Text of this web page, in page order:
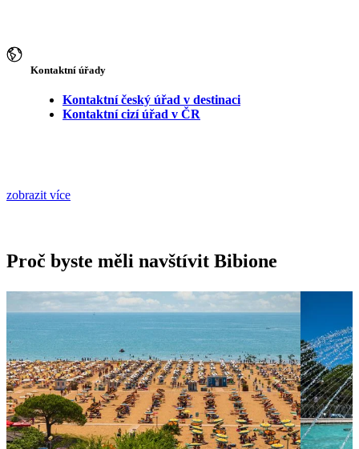
Kontaktní úřady
Kontaktní český úřad v destinaci
Kontaktní cizí úřad v ČR
zobrazit více
Proč byste měli navštívit Bibione